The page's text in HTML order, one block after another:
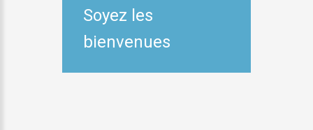
Soyez les
bienvenues